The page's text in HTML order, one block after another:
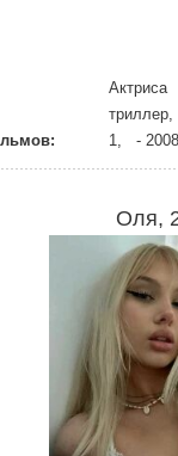
Актриса
1, - 2008
Оля,